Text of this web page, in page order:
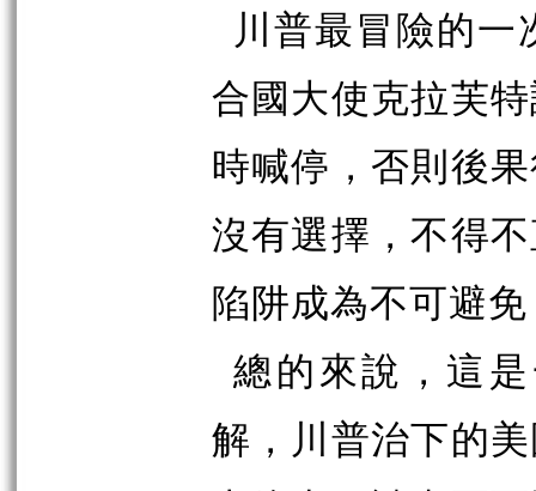
川普最冒險的
合國大使克拉芙
時喊停，否則後
沒有選擇，不得
陷阱成為不可避
總的來說，這
解，川普治下的